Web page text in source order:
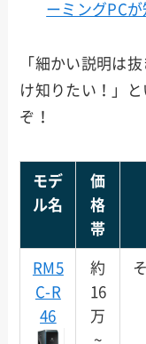
ーミングPC
「細かい説明は
け知りたい！」
ぞ！
モデ
ル名
価
格
帯
RM5
C-R
46
約
16
万
~